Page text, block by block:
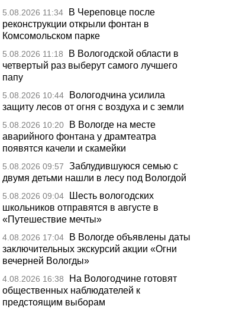
5.08.2026 11:34
В Череповце после
реконструкции открыли фонтан в
Комсомольском парке
5.08.2026 11:18
В Вологодской области в
четвертый раз выберут самого лучшего
папу
5.08.2026 10:44
Вологодчина усилила
защиту лесов от огня с воздуха и с земли
5.08.2026 10:20
В Вологде на месте
аварийного фонтана у драмтеатра
появятся качели и скамейки
5.08.2026 09:57
Заблудившуюся семью с
двумя детьми нашли в лесу под Вологдой
5.08.2026 09:04
Шесть вологодских
школьников отправятся в августе в
«Путешествие мечты»
4.08.2026 17:04
В Вологде объявлены даты
заключительных экскурсий акции «Огни
вечерней Вологды»
4.08.2026 16:38
На Вологодчине готовят
общественных наблюдателей к
предстоящим выборам